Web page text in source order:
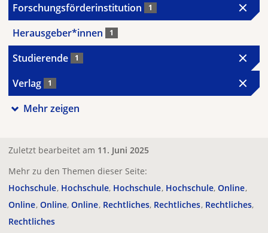
Forschungsförderinstitution 1
Herausgeber*innen 1
Studierende 1
Verlag 1
Mehr zeigen
Zuletzt bearbeitet am 11. Juni 2025
Mehr zu den Themen dieser Seite:
Hochschule Hochschule Hochschule Hochschule Online
Online Online Online Rechtliches Rechtliches Rechtliches
Rechtliches